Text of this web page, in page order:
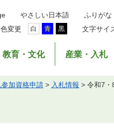
やさしい日本語 ふりがな
変更
白 青 黒 文字サイ
教育・文化 産業・入札
参加資格申請 > 入札情報 > 令和7・